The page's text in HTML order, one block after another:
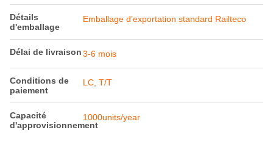
Détails
d'emballage
Emballage d'exportation standard Railteco
Délai de livraison3-6 mois
Conditions de
paiement
LC, T/T
Capacité
d'approvisionnement
1000units/year